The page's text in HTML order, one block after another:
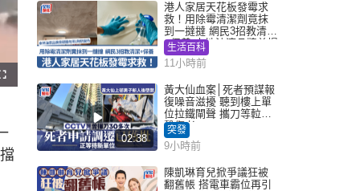
F
u
e
n
港人家居天花板發霉求
救！用除霉清潔劑竟抹
到一撻撻 網民3招教清潔
+保養 本地油漆品牌曾提
醒勿用1物防變色
生活百科
11小時前
02:38
黃大仙血案│死者預謀報
復噪音滋擾 聽到樓上單
位拉鐵閘聲 攜刀等𨋢伏
擊傷者
突發
9小時前
陳凱琳育兒掀爭議狂被
翻舊帳 搭電車霸位再引